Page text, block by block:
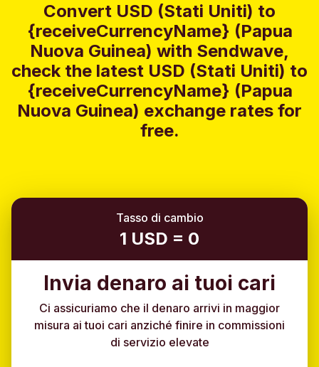
Convert USD (Stati Uniti) to
{receiveCurrencyName} (Papua
Nuova Guinea) with Sendwave,
check the latest USD (Stati Uniti) to
{receiveCurrencyName} (Papua
Nuova Guinea) exchange rates for
free.
Tasso di cambio
1 USD = 0
Invia denaro ai tuoi cari
Ci assicuriamo che il denaro arrivi in maggior
misura ai tuoi cari anziché finire in commissioni
di servizio elevate